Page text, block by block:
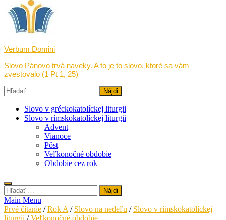
Verbum Domini
Slovo Pánovo trvá naveky. A to je to slovo, ktoré sa vám
zvestovalo (1 Pt 1, 25)
Hľadať:
Slovo v gréckokatolíckej liturgii
Slovo v rímskokatolíckej liturgii
Advent
Vianoce
Pôst
Veľkonočné obdobie
Obdobie cez rok
Hľadať:
Main Menu
Prvé čítanie /Rok A / Slovo na nedeľu / Slovo v rímskokatolíckej
liturgii /Veľkonočné obdobie